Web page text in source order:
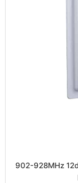
902-928MHz